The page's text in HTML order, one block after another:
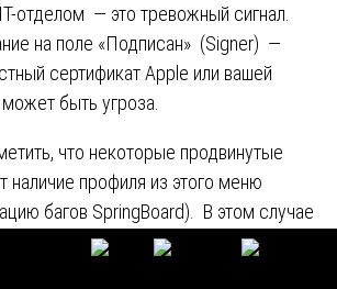
отделом — это тревожный сигнал.
на поле «Подписан» (Signer) —
сертификат Apple или вашей
быть угроза.
что некоторые продвинутые
наличие профиля из этого меню
багов SpringBoard). В этом случае
приходит наша экспертиза. Мы
ПО для перечисления